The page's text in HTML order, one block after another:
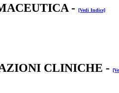
- [Vedi Indice]
CLINICHE -